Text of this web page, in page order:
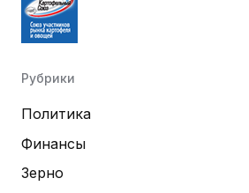
Рубрики
Политика
Финансы
Зерно